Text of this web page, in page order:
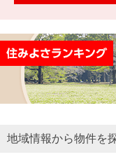
用
物
件
を
す
金額
試算
売却向け
（電子ブ
ック版）
地域情報から物件を